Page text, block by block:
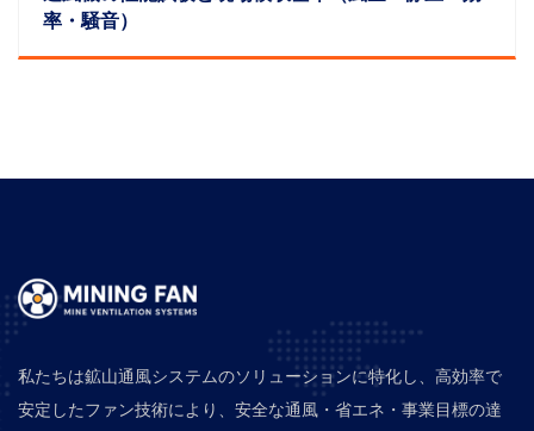
率・騒音）
私たちは鉱山通風システムのソリューションに特化し、高効率で
安定したファン技術により、安全な通風・省エネ・事業目標の達